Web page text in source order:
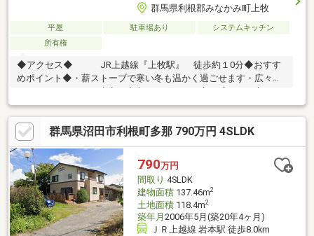
群馬県利根郡みなかみ町上牧
平屋 駐車場あり
システムキッチン
所有権
◆アクセス◆ JR上越線『上牧駅』 徒歩約１0分◆おすす
めポイント◆・薪ストーブで寒い冬も温かく過ごせます・広々カ
ウンターキッチンで来客も安心・リビングが広く感じる、広々ウ
ッドデッキ・駐車場2台以上可・別荘としてもおすすめです♪◆周
辺環境◆・セブンイレブンみなかみ上牧店・ ・ ・１３３２
ｍ・ベイシア月夜野店・ ・ ・５９２１ｍ・コメリハード＆グ
リーン水上店・ ・ ・３２９９ｍ・みなかみ町立月夜野北小学
校・ ・ ・９３８ｍ・みなかみ町立みなかみ中学校・ ・ ・
７６５７ｍ
群馬県沼田市利根町多那 790万円 4SLDK
790万円
間取り 4SLDK
建物面積137.46m2
土地面積118.4m2
築年月 2006年5月(築20年4ヶ月)
ＪＲ上越線 岩本駅 徒歩8.0km